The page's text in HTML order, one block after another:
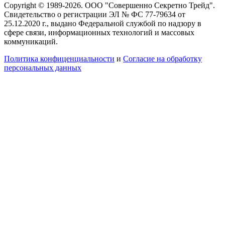
Copyright © 1989-2026. ООО "Совершенно Секретно Трейд".
Свидетельство о регистрации ЭЛ № ФС 77-79634 от
25.12.2020 г., выдано Федеральной службой по надзору в
сфере связи, информационных технологий и массовых
коммуникаций.
Политика конфиценциальности и Согласие на обработку
персональных данных